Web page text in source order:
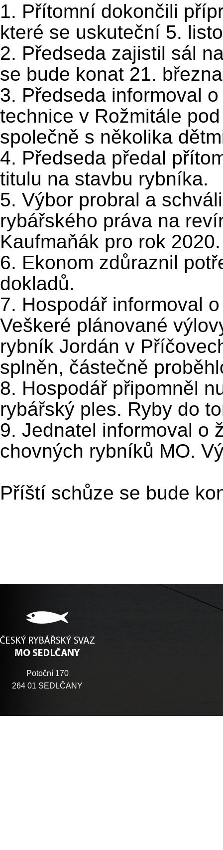
1. Přítomní dokončili
které se uskuteční 5.
2. Předseda zajistil sál
se bude konat 21.
3. Předseda informoval
technice v Rožmitále
společně s několika
4. Předseda předal
titulu na stavbu rybníka.
5. Výbor probral a
rybářského práva na
Kaufmaňák pro rok 2020.
6. Ekonom zdůraznil
dokladů.
7. Hospodář informoval
Veškeré plánované
rybník Jordán v
splněn, částečně
8. Hospodář připomněl
rybářský ples. Ryby do
9. Jednatel informoval o
chovných rybníků MO.
Příští schůze se bude
Potoční 170
264 01 SEDLČANY